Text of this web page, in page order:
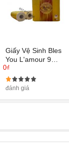
Giấy Vệ Sinh Bles
You L'amour 9
cuộn 3 lớp
0₫
đánh giá